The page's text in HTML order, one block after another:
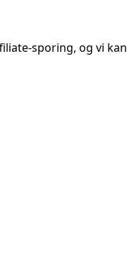
sporing, og vi